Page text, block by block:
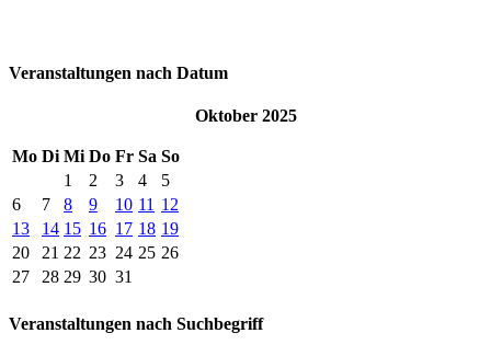
Veranstaltungen nach Datum
Oktober 2025
Mo Di Mi Do Fr Sa So
1
2 3 4
5
6
7 8 9 10 11 12
13
14 15 16 17 18 19
20
21 22 23 24 25 26
27
28 29 30 31
Veranstaltungen nach Suchbegriff